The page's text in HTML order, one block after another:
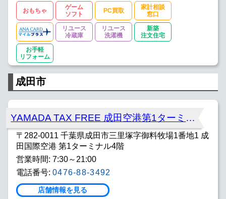
おもちゃ
ゲーム
ソフト
PC買取
家計相談
窓口
リユース
冷蔵庫
リユース
洗濯機
新築
注文住宅
お手軽
リフォーム
成田市
YAMADA TAX FREE 成田空港第1ターミナル店
〒282-0011 千葉県成田市三里塚字御料牧場1番地1 成
田国際空港 第1ターミナル4階
営業時間: 7:30～21:00
電話番号: 0476-88-3492
店舗情報を見る